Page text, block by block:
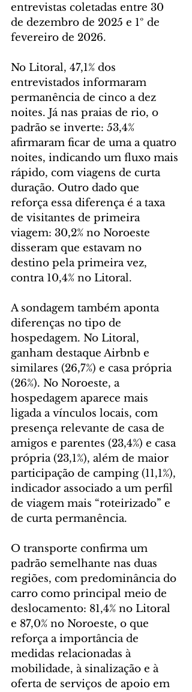
entrevistas coletadas entre 30
de dezembro de 2025 e 1º de
fevereiro de 2026.
No Litoral, 47,1% dos
entrevistados informaram
permanência de cinco a dez
noites. Já nas praias de rio, o
padrão se inverte: 53,4%
afirmaram ficar de uma a quatro
noites, indicando um fluxo mais
rápido, com viagens de curta
duração. Outro dado que
reforça essa diferença é a taxa
de visitantes de primeira
viagem: 30,2% no Noroeste
disseram que estavam no
destino pela primeira vez,
contra 10,4% no Litoral.
A sondagem também aponta
diferenças no tipo de
hospedagem. No Litoral,
ganham destaque Airbnb e
similares (26,7%) e casa própria
(26%). No Noroeste, a
hospedagem aparece mais
ligada a vínculos locais, com
presença relevante de casa de
amigos e parentes (23,4%) e casa
própria (23,1%), além de maior
participação de camping (11,1%),
indicador associado a um perfil
de viagem mais “roteirizado” e
de curta permanência.
O transporte confirma um
padrão semelhante nas duas
regiões, com predominância do
carro como principal meio de
deslocamento: 81,4% no Litoral
e 87,0% no Noroeste, o que
reforça a importância de
medidas relacionadas à
mobilidade, à sinalização e à
oferta de serviços de apoio em